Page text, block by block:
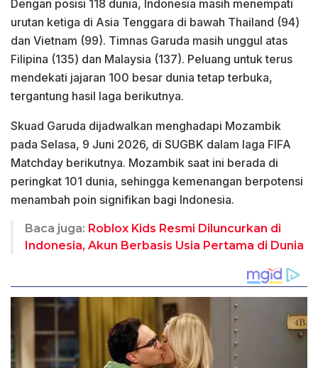
Dengan posisi 118 dunia, Indonesia masih menempati
urutan ketiga di Asia Tenggara di bawah Thailand (94)
dan Vietnam (99). Timnas Garuda masih unggul atas
Filipina (135) dan Malaysia (137). Peluang untuk terus
mendekati jajaran 100 besar dunia tetap terbuka,
tergantung hasil laga berikutnya.
Skuad Garuda dijadwalkan menghadapi Mozambik
pada Selasa, 9 Juni 2026, di SUGBK dalam laga FIFA
Matchday berikutnya. Mozambik saat ini berada di
peringkat 101 dunia, sehingga kemenangan berpotensi
menambah poin signifikan bagi Indonesia.
Baca juga: Roblox Kids Resmi Diluncurkan di
Indonesia, Akun Berbasis Usia Pertama di Dunia